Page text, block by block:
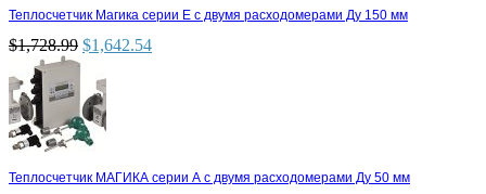
Теплосчетчик Магика серии Е с двумя расходомерами Ду 150 мм
$1,728.99 $1,642.54
Теплосчетчик МАГИКА серии А с двумя расходомерами Ду 50 мм